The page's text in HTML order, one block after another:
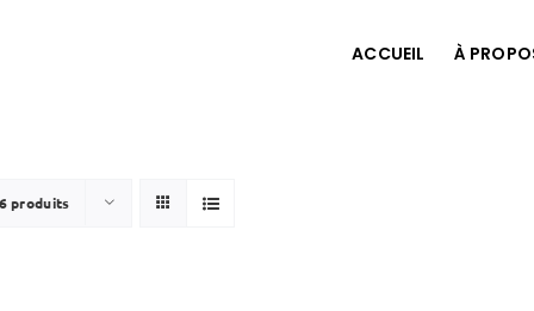
ACCUEIL À
produits